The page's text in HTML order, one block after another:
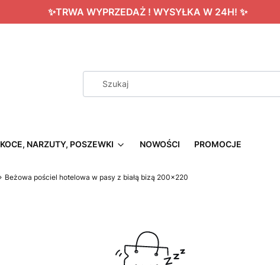
✨TRWA WYPRZEDAŻ ! WYSYŁKA W 24H! ✨
KOCE, NARZUTY, POSZEWKI NOWOŚCI PROMOCJE
Beżowa pościel hotelowa w pasy z białą bizą 200x220